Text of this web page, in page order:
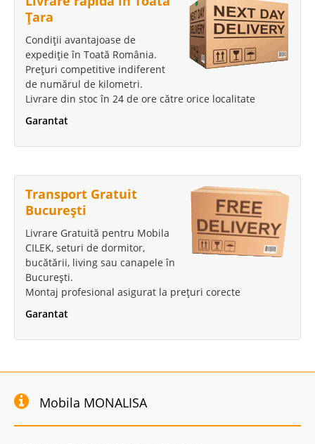
Țara
Condiții avantajoase de
expediție în Toată România.
Prețuri competitive indiferent
de numărul de kilometri.
Livrare din stoc în 24 de ore către orice localitate
Garantat
Transport Gratuit
București
Livrare Gratuită pentru Mobila
CILEK, seturi de dormitor,
bucătării, living sau canapele în
București.
Montaj profesional asigurat la prețuri corecte
Garantat
Mobila MONALISA